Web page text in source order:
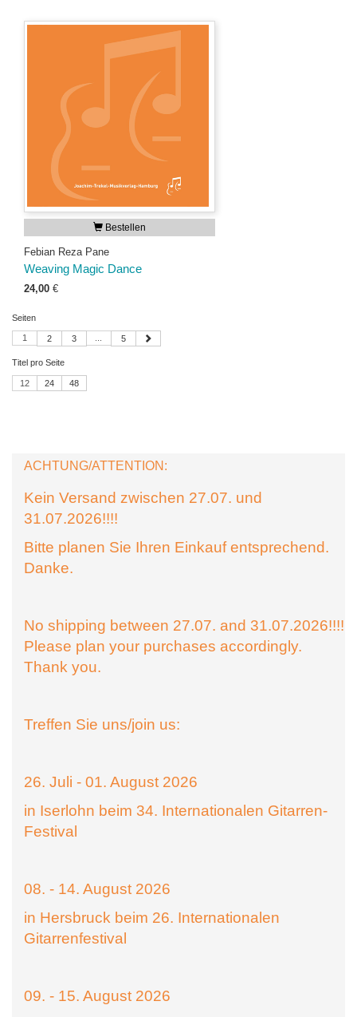
Bestellen
Febian Reza Pane
Weaving Magic Dance
24,00 €
Seiten
1 2 3 ... 5
Titel pro Seite
12 24 48
ACHTUNG/ATTENTION:
Kein Versand zwischen 27.07. und
31.07.2026!!!!
Bitte planen Sie Ihren Einkauf entsprechend.
Danke.
No shipping between 27.07. and 31.07.2026!!!!
Please plan your purchases accordingly.
Thank you.
Treffen Sie uns/join us:
26. Juli - 01. August 2026
in Iserlohn beim 34. Internationalen Gitarren-
Festival
08. - 14. August 2026
in Hersbruck beim 26. Internationalen
Gitarrenfestival
09. - 15. August 2026